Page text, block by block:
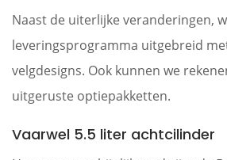
Naast de uiterlijke veranderingen,
leveringsprogramma uitgebreid
velgdesigns. Ook kunnen we
uitgeruste optiepakketten.
Vaarwel 5.5 liter achtcilinder